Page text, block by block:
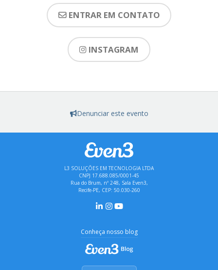
ENTRAR EM CONTATO
INSTAGRAM
Denunciar este evento
L3 SOLUÇÕES EM TECNOLOGIA LTDA
CNPJ 17.688.085/0001-45
Rua do Brum, nº 248, Sala Even3,
Recife-PE, CEP: 50.030-260
Conheça nosso blog